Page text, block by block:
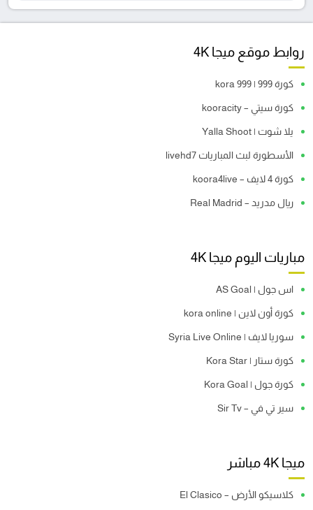
روابط موقع ميجا 4K
كورة 999 | kora 999
كورة سيتي – kooracity
يلا شوت | Yalla Shoot
الأسطورة لبث المباريات livehd7
كورة 4 لايف – koora4live
ريال مدريد – Real Madrid
مباريات اليوم ميجا 4K
اس جول | AS Goal
كورة أون لاين | kora online
سوريا لايف | Syria Live Online
كورة ستار | Kora Star
كورة جول | Kora Goal
سير تي في – Sir Tv
ميجا 4K مباشر
كلاسيكو الأرض – El Clasico